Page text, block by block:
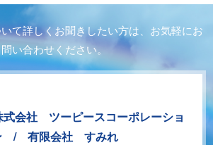
て詳しくお聞きしたい方は、お気軽にお
問い合わせください。
社 ツーピースコーポレーショ
/ 有限会社 すみれ